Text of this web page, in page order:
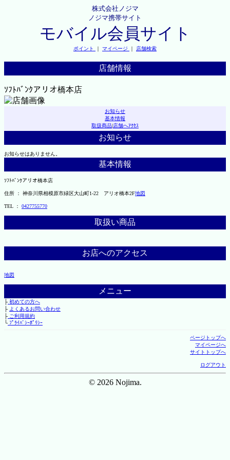
株式会社ノジマ
ノジマ携帯サイト
モバイル会員サイト
ポイント ｜ マイページ ｜ 店舗検索
店舗情報
ｿﾌﾄﾊﾞﾝｸアリオ橋本店
お知らせ
基本情報
取扱商品|店舗へｱｸｾｽ
お知らせ
お知らせはありません。
基本情報
ｿﾌﾄﾊﾞﾝｸアリオ橋本店
住所 ： 神奈川県相模原市緑区大山町1-22 アリオ橋本2F地図
TEL ： 0427755770
取扱い商品
お店へのアクセス
地図
メニュー
├初めての方へ
├ よくあるお問い合わせ
├ご利用規約
└ﾌﾟﾗｲﾊﾞｼｰﾎﾟﾘｼｰ
ページトップへ
マイページへ
サイトトップへ
ログアウト
© 2026 Nojima.